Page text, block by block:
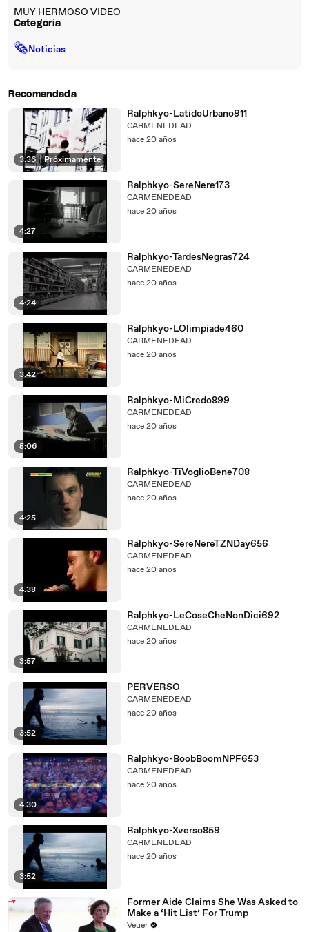
MUY HERMOSO VIDEO
Categoría
🗞Noticias
Recomendada
3:36 | Próximamente
Ralphkyo-LatidoUrbano911
CARMENEDEAD
hace 20 años
4:27
Ralphkyo-SereNere173
CARMENEDEAD
hace 20 años
4:24
Ralphkyo-TardesNegras724
CARMENEDEAD
hace 20 años
3:42
Ralphkyo-LOlimpiade460
CARMENEDEAD
hace 20 años
5:06
Ralphkyo-MiCredo899
CARMENEDEAD
hace 20 años
4:25
Ralphkyo-TiVoglioBene708
CARMENEDEAD
hace 20 años
4:38
Ralphkyo-SereNereTZNDay656
CARMENEDEAD
hace 20 años
3:57
Ralphkyo-LeCoseCheNonDici692
CARMENEDEAD
hace 20 años
3:52
PERVERSO
CARMENEDEAD
hace 20 años
4:30
Ralphkyo-BoobBoomNPF653
CARMENEDEAD
hace 20 años
3:52
Ralphkyo-Xverso859
CARMENEDEAD
hace 20 años
Former Aide Claims She Was Asked to
Make a ‘Hit List’ For Trump
Veuer